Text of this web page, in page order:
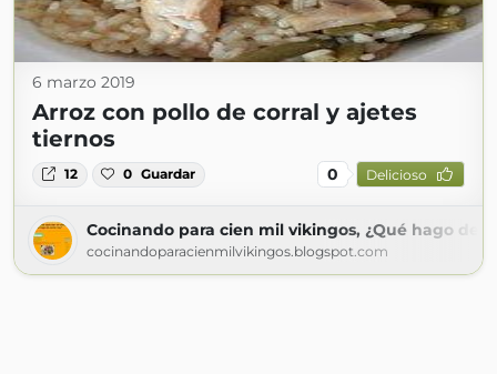
6 marzo 2019
Arroz con pollo de corral y ajetes
tiernos
12 0 Guardar 0 Delicioso
Cocinando para cien mil vikingos, ¿Qué hago de
cocinandoparacienmilvikingos.blogspot.com